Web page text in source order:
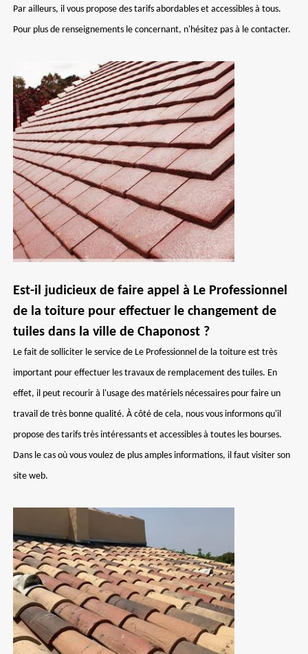
Par ailleurs, il vous propose des tarifs abordables et accessibles à tous.
Pour plus de renseignements le concernant, n'hésitez pas à le contacter.
Est-il judicieux de faire appel à Le Professionnel
de la toiture pour effectuer le changement de
tuiles dans la ville de Chaponost ?
Le fait de solliciter le service de Le Professionnel de la toiture est très
important pour effectuer les travaux de remplacement des tuiles. En
effet, il peut recourir à l'usage des matériels nécessaires pour faire un
travail de très bonne qualité. À côté de cela, nous vous informons qu'il
propose des tarifs très intéressants et accessibles à toutes les bourses.
Dans le cas où vous voulez de plus amples informations, il faut visiter son
site web.